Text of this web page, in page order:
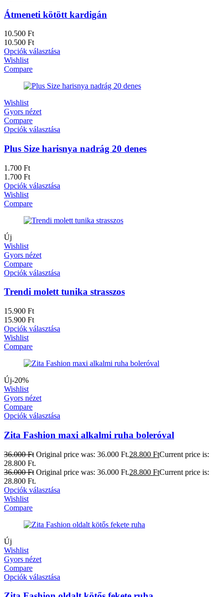
Átmeneti kötött kardigán
10.500 Ft
10.500 Ft
Opciók választása
Wishlist
Compare
Wishlist
Gyors nézet
Compare
Opciók választása
Plus Size harisnya nadrág 20 denes
1.700 Ft
1.700 Ft
Opciók választása
Wishlist
Compare
Új
Wishlist
Gyors nézet
Compare
Opciók választása
Trendi molett tunika strasszos
15.900 Ft
15.900 Ft
Opciók választása
Wishlist
Compare
Új-20%
Wishlist
Gyors nézet
Compare
Opciók választása
Zita Fashion maxi alkalmi ruha boleróval
36.000Ft Original price was: 36.000 Ft.28.800 FtCurrent price is:
28.800 Ft.
36.000Ft Original price was: 36.000 Ft.28.800 FtCurrent price is:
28.800 Ft.
Opciók választása
Wishlist
Compare
Új
Wishlist
Gyors nézet
Compare
Opciók választása